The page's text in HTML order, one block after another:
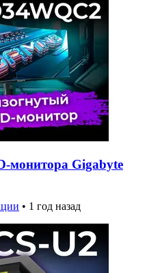
монитора Gigabyte
• 1 год назад